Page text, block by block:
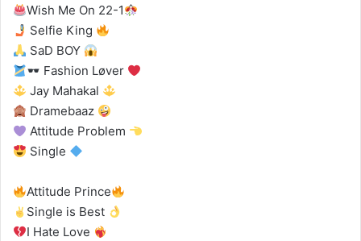
Wish Me On 22-1
Selfie King
SaD BOY
Fashion Løver
Jay Mahakal
Dramebaaz
Attitude Problem
Single
Attitude Prince
Single is Best
I Hate Love